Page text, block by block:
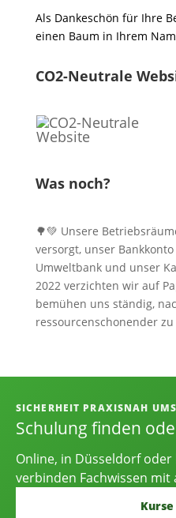
Als Dankeschön für Ihre
einen Baum in Ihrem
CO2-Neutrale
Was noch?
🌳💚 Unsere
versorgt, unser
Umweltbank und unser
2022 verzichten wir auf
bemühen uns ständig,
ressourcenschonender
Informationen,
SICHERHEIT PRAXISNAH
Schulung finden
Online, in Düsseldorf
verbinden Fachwissen